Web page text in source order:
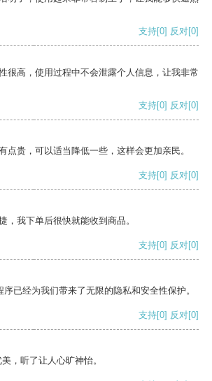
支持[0] 反对[0]
很高，使用过程中不会泄露个人信息，让我非常
支持[0] 反对[0]
点贵，可以适当降低一些，这样会更加亲民。
支持[0] 反对[0]
，我下单后很快就能收到商品。
支持[0] 反对[0]
已经为我们带来了无限的隐私和安全性保护。
支持[0] 反对[0]
，听了让人心旷神怡。